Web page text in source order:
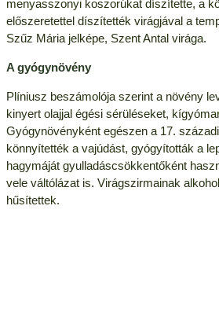
menyasszonyi koszorúkat díszítette, a
előszeretettel díszítették virágjával a
Szűz Mária jelképe, Szent Antal virága.
A gyógynövény
Plíniusz beszámolója szerint a növény
kinyert olajjal égési sérüléseket,
Gyógynövényként egészen a 17.
könnyítették a vajúdást, gyógyították a
hagymáját gyulladáscsökkentőként
vele váltólázat is. Virágszirmainak
hűsítettek.